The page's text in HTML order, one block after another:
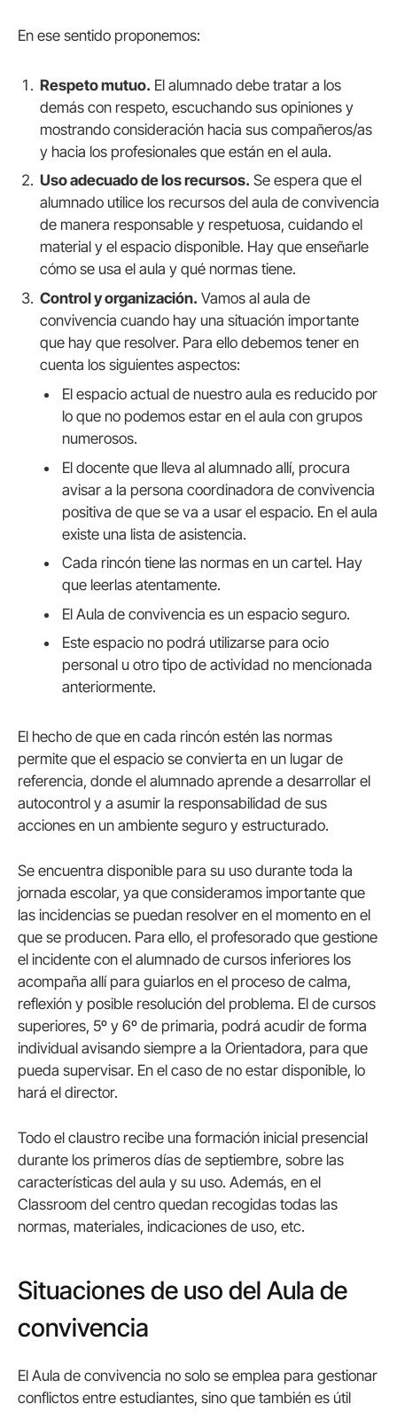
En ese sentido proponemos:
Respeto mutuo. El alumnado debe tratar a los
demás con respeto, escuchando sus opiniones y
mostrando consideración hacia sus compañeros/as
y hacia los profesionales que están en el aula.
Uso adecuado de los recursos. Se espera que el
alumnado utilice los recursos del aula de convivencia
de manera responsable y respetuosa, cuidando el
material y el espacio disponible. Hay que enseñarle
cómo se usa el aula y qué normas tiene.
Control y organización. Vamos al aula de
convivencia cuando hay una situación importante
que hay que resolver. Para ello debemos tener en
cuenta los siguientes aspectos:
El espacio actual de nuestro aula es reducido por
lo que no podemos estar en el aula con grupos
numerosos.
El docente que lleva al alumnado allí, procura
avisar a la persona coordinadora de convivencia
positiva de que se va a usar el espacio. En el aula
existe una lista de asistencia.
Cada rincón tiene las normas en un cartel. Hay
que leerlas atentamente.
El Aula de convivencia es un espacio seguro.
Este espacio no podrá utilizarse para ocio
personal u otro tipo de actividad no mencionada
anteriormente.
El hecho de que en cada rincón estén las normas
permite que el espacio se convierta en un lugar de
referencia, donde el alumnado aprende a desarrollar el
autocontrol y a asumir la responsabilidad de sus
acciones en un ambiente seguro y estructurado.
Se encuentra disponible para su uso durante toda la
jornada escolar, ya que consideramos importante que
las incidencias se puedan resolver en el momento en el
que se producen. Para ello, el profesorado que gestione
el incidente con el alumnado de cursos inferiores los
acompaña allí para guiarlos en el proceso de calma,
reflexión y posible resolución del problema. El de cursos
superiores, 5º y 6º de primaria, podrá acudir de forma
individual avisando siempre a la Orientadora, para que
pueda supervisar. En el caso de no estar disponible, lo
hará el director.
Todo el claustro recibe una formación inicial presencial
durante los primeros días de septiembre, sobre las
características del aula y su uso. Además, en el
Classroom del centro quedan recogidas todas las
normas, materiales, indicaciones de uso, etc.
Situaciones de uso del Aula de
convivencia
El Aula de convivencia no solo se emplea para gestionar
conflictos entre estudiantes, sino que también es útil